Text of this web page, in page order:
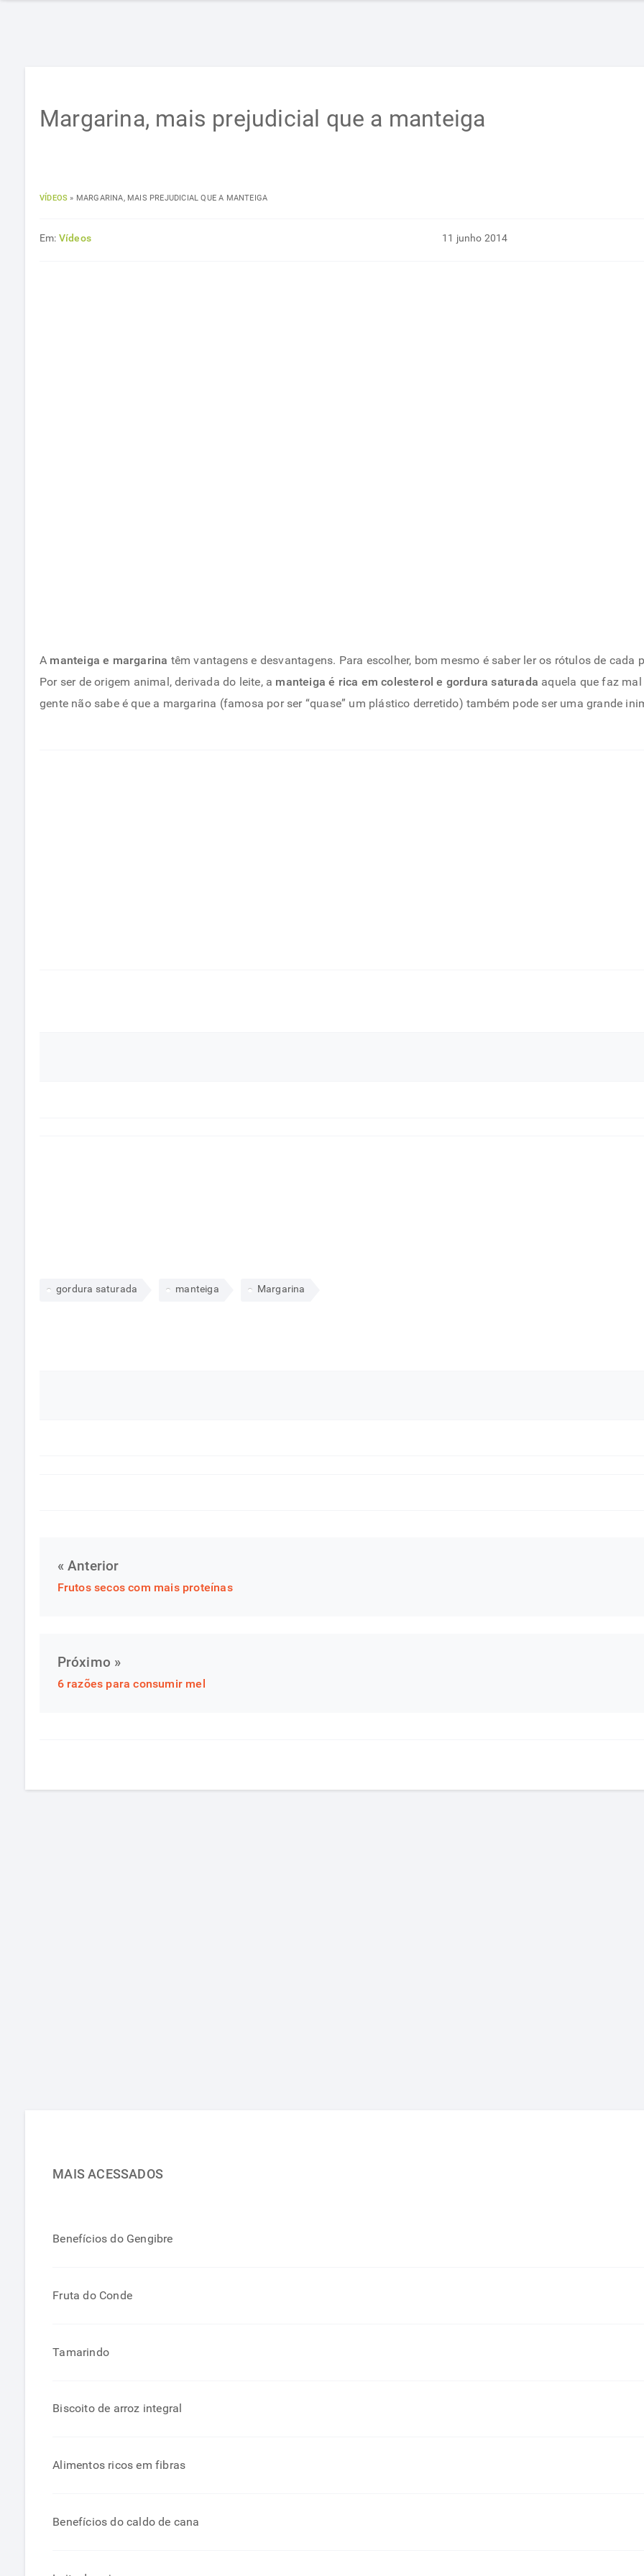
Margarina, mais prejudicial que a manteiga
VÍDEOS » MARGARINA, MAIS PREJUDICIAL QUE A MANTEIGA
Em: Vídeos 11 junho 2014
A manteiga e margarina têm vantagens e desvantagens. Para escolher, bom mesmo é saber ler os rótulos de cada
Por ser de origem animal, derivada do leite, a manteiga é rica em colesterol e gordura saturada aquela que faz
gente não sabe é que a margarina (famosa por ser “quase” um plástico derretido) também pode ser uma grande
gordura saturada manteiga Margarina
« Anterior
Frutos secos com mais proteínas
Próximo »
6 razões para consumir mel
MAIS ACESSADOS
Benefícios do Gengibre
Fruta do Conde
Tamarindo
Biscoito de arroz integral
Alimentos ricos em fibras
Benefícios do caldo de cana